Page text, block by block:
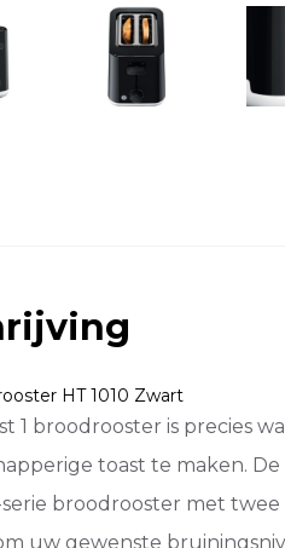
HT 1010 Zwart
1 broodrooster is precies
toast te maken.
serie broodrooster met
uw gewenste